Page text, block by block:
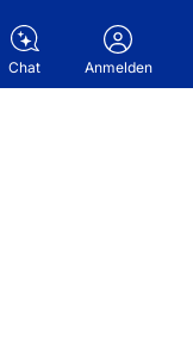
Chat Anmelden